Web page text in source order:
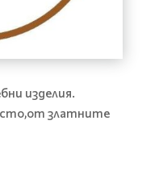
изделия.
златните